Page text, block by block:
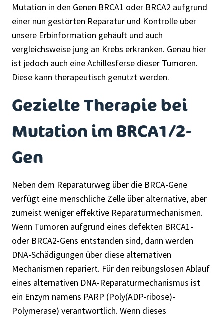
Mutation in den Genen BRCA1 oder BRCA2 aufgrund
einer nun gestörten Reparatur und Kontrolle über
unsere Erbinformation gehäuft und auch
vergleichsweise jung an Krebs erkranken. Genau hier
ist jedoch auch eine Achillesferse dieser Tumoren.
Diese kann therapeutisch genutzt werden.
Gezielte Therapie bei
Mutation im BRCA1/2-
Gen
Neben dem Reparaturweg über die BRCA-Gene
verfügt eine menschliche Zelle über alternative, aber
zumeist weniger effektive Reparaturmechanismen.
Wenn Tumoren aufgrund eines defekten BRCA1-
oder BRCA2-Gens entstanden sind, dann werden
DNA-Schädigungen über diese alternativen
Mechanismen repariert. Für den reibungslosen Ablauf
eines alternativen DNA-Reparaturmechanismus ist
ein Enzym namens PARP (Poly(ADP-ribose)-
Polymerase) verantwortlich. Wenn dieses